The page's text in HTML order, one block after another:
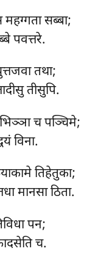
सब्बा;
पवत्तरे.
तथा;
तीसुपि.
च पञ्चिमे;
विना.
तिहेतुका;
मानसा ठिता.
पन;
च.